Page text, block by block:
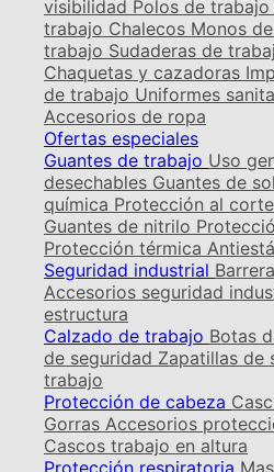
visibilidad Polos de trabajo
trabajo Chalecos Monos
trabajo Sudaderas de
Chaquetas y cazadoras
de trabajo Uniformes
Accesorios de ropa
Ofertas especiales
Guantes de trabajo Uso
desechables Guantes de
química Protección al corte
Guantes de nitrilo
Protección térmica
Seguridad industrial
Accesorios seguridad
estructura
Calzado de trabajo Botas
de seguridad Zapatillas de
trabajo
Protección de cabeza
Gorras Accesorios
Cascos trabajo en altura
Protección respiratoria